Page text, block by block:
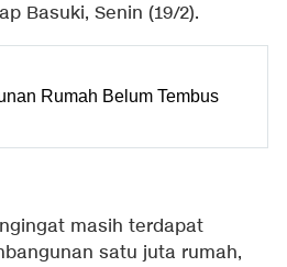
Basuki, Senin (19/2).
Rumah Belum Tembus
masih terdapat
satu juta rumah,